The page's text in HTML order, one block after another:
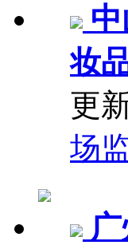
妆
更
场